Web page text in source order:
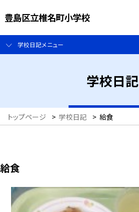
豊島区立椎名町小学校
学校日記メニュー
学校日記
トップページ > 学校日記 > 給食
給食